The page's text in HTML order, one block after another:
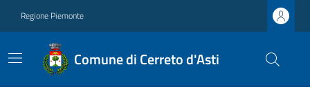
Regione Piemonte
Comune di Cerreto d'Asti